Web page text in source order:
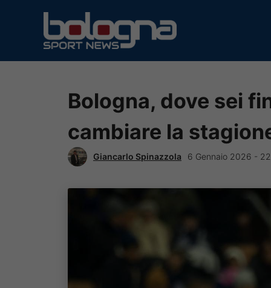
contenuto
Bologna, dove sei
cambiare la
Giancarlo Spinazzola 6 Gennaio 2026 -